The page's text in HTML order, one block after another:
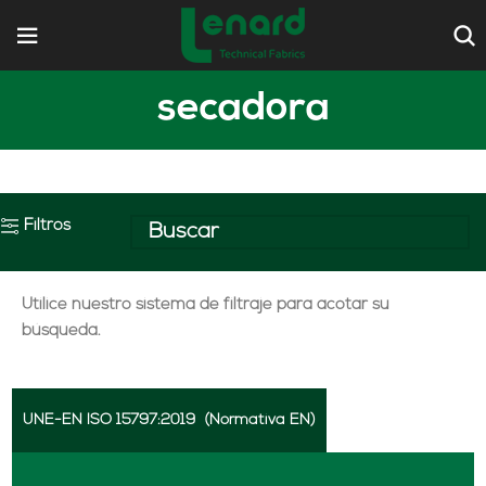
secadora
Filtros
Utilice nuestro sistema de filtraje para acotar su
búsqueda.
UNE-EN ISO 15797:2019 (Normativa EN)